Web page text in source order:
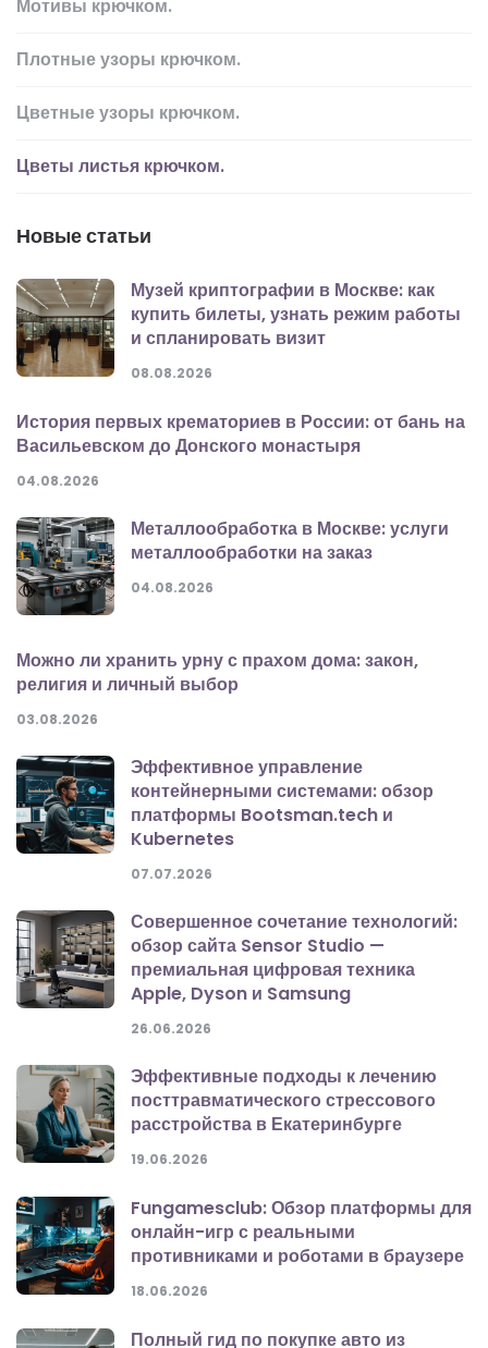
Мотивы крючком.
Плотные узоры крючком.
Цветные узоры крючком.
Цветы листья крючком.
Новые статьи
Музей криптографии в Москве: как
купить билеты, узнать режим работы
и спланировать визит
08.08.2026
История первых крематориев в России: от бань на
Васильевском до Донского монастыря
04.08.2026
Металлообработка в Москве: услуги
металлообработки на заказ
04.08.2026
Можно ли хранить урну с прахом дома: закон,
религия и личный выбор
03.08.2026
Эффективное управление
контейнерными системами: обзор
платформы Bootsman.tech и
Kubernetes
07.07.2026
Совершенное сочетание технологий:
обзор сайта Sensor Studio —
премиальная цифровая техника
Apple, Dyson и Samsung
26.06.2026
Эффективные подходы к лечению
посттравматического стрессового
расстройства в Екатеринбурге
19.06.2026
Fungamesclub: Обзор платформы для
онлайн-игр с реальными
противниками и роботами в браузере
18.06.2026
Полный гид по покупке авто из